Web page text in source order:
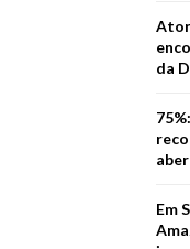
Ator
da
Em